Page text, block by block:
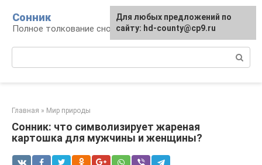
контенту
Сонник
Полное толкование снов
Главная » Мир природы
Сонник: что символизирует жареная
картошка для мужчины и женщины?
Для любых предложений по
сайту: hd-county@cp9.ru